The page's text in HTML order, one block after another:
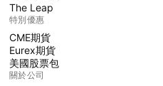
The Leap
特別優惠
CME期貨
Eurex期貨
美國股票包
關於公司